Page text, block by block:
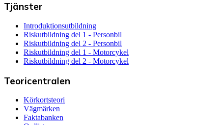
Tjänster
Introduktionsutbildning
Riskutbildning del 1 - Personbil
Riskutbildning del 2 - Personbil
Riskutbildning del 1 - Motorcykel
Riskutbildning del 2 - Motorcykel
Teoricentralen
Körkortsteori
Vägmärken
Faktabanken